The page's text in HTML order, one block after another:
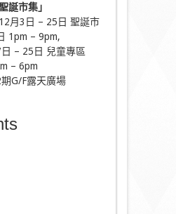
誕市集」
月3日 – 25日 聖誕市
1pm – 9pm,
– 25日 兒童專區
– 6pm
G/F露天廣場